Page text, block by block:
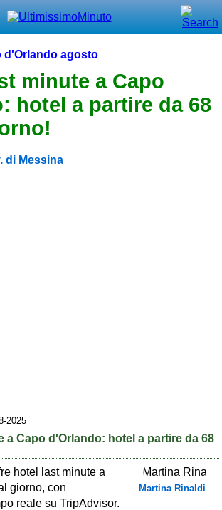
d'Orlando agosto
minute a Capo
hotel a partire da 68
di Messina
2025
a Capo d'Orlando: hotel a partire da 68
Martina Rinaldi
hotel last minute a
giorno, con
reale su TripAdvisor.
vedere